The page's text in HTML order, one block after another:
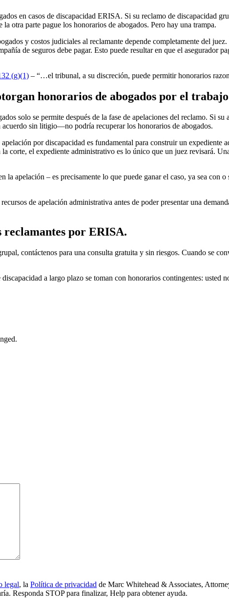
en casos de discapacidad ERISA. Si su reclamo de discapacidad
otra parte pague los honorarios de abogados. Pero hay una trampa.
y costos judiciales al reclamante depende completamente del
de seguros debe pagar. Esto puede resultar en que el asegurador
(g)(1) – “…el tribunal, a su discreción, puede permitir honorarios
honorarios de abogados por el
solo se permite después de la fase de apelaciones del reclamo. Si su
sin litigio—no podría recuperar los honorarios de abogados.
por discapacidad es fundamental para construir un
corte, el expediente administrativo es lo único que un juez revisará.
la apelación – es precisamente lo que puede ganar el caso, ya sea con
de apelación administrativa antes de poder presentar una
reclamantes por ERISA.
contáctenos para una consulta gratuita y sin riesgos. Cuando se
a largo plazo se toman con honorarios contingentes: usted
legal, la Política de privacidad de Marc Whitehead & Associates,
Responda STOP para finalizar, Help para obtener ayuda.